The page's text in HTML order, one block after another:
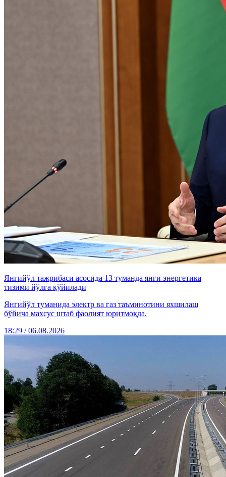
Янгийўл тажрибаси асосида 13 туманда янги энергетика
тизими йўлга қўйилади
Янгийўл туманида электр ва газ таъминотини яхшилаш
бўйича махсус штаб фаолият юритмоқда.
18:29 / 06.08.2026